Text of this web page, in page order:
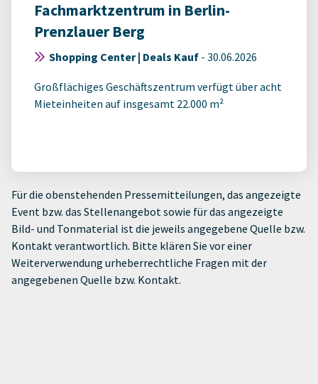
Fachmarktzentrum in Berlin-
Prenzlauer Berg
Shopping Center | Deals Kauf - 30.06.2026
Großflächiges Geschäftszentrum verfügt über acht
Mieteinheiten auf insgesamt 22.000 m²
Für die obenstehenden Pressemitteilungen, das angezeigte
Event bzw. das Stellenangebot sowie für das angezeigte
Bild- und Tonmaterial ist die jeweils angegebene Quelle bzw.
Kontakt verantwortlich. Bitte klären Sie vor einer
Weiterverwendung urheberrechtliche Fragen mit der
angegebenen Quelle bzw. Kontakt.